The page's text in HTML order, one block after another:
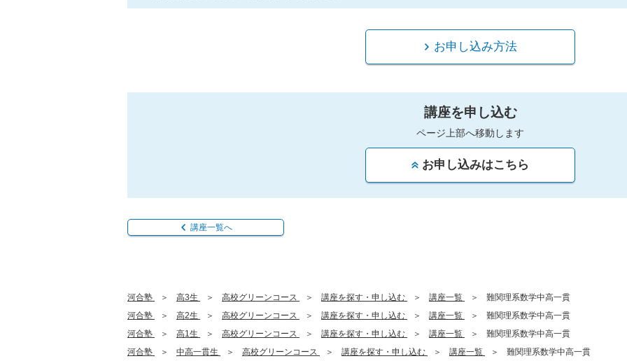
お申し込み方法
講座を申し込む
ページ上部へ移動します
お申し込みはこちら
講座一覧へ
河合塾 高3生 高校グリーンコース 講座を探す・申し込む 講座一覧
難関理系数学中高一貫
河合塾
高2生 高校グリーンコース 講座を探す・申し込む 講座一覧
難関理系数学中高一貫
河合塾
高1生 高校グリーンコース 講座を探す・申し込む 講座一覧
難関理系数学中高一貫
河合塾
中高一貫生 高校グリーンコース 講座を探す・申し込む 講座一覧
難関理系数学中高一貫